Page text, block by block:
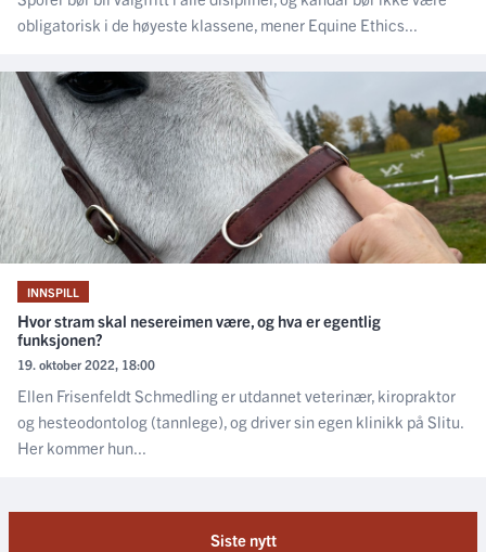
obligatorisk i de høyeste klassene, mener Equine Ethics...
INNSPILL
Hvor stram skal nesereimen være, og hva er egentlig
funksjonen?
19. oktober 2022, 18:00
Ellen Frisenfeldt Schmedling er utdannet veterinær, kiropraktor
og hesteodontolog (tannlege), og driver sin egen klinikk på Slitu.
Her kommer hun...
Siste nytt